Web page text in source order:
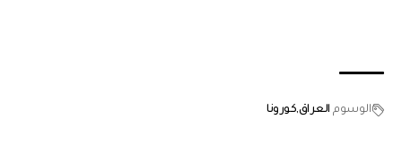
الوسوم العراقكورونا